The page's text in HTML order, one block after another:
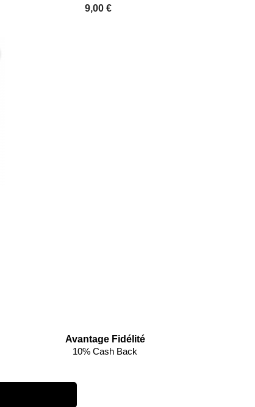
9,00 €
Avantage Fidélité
10% Cash Back